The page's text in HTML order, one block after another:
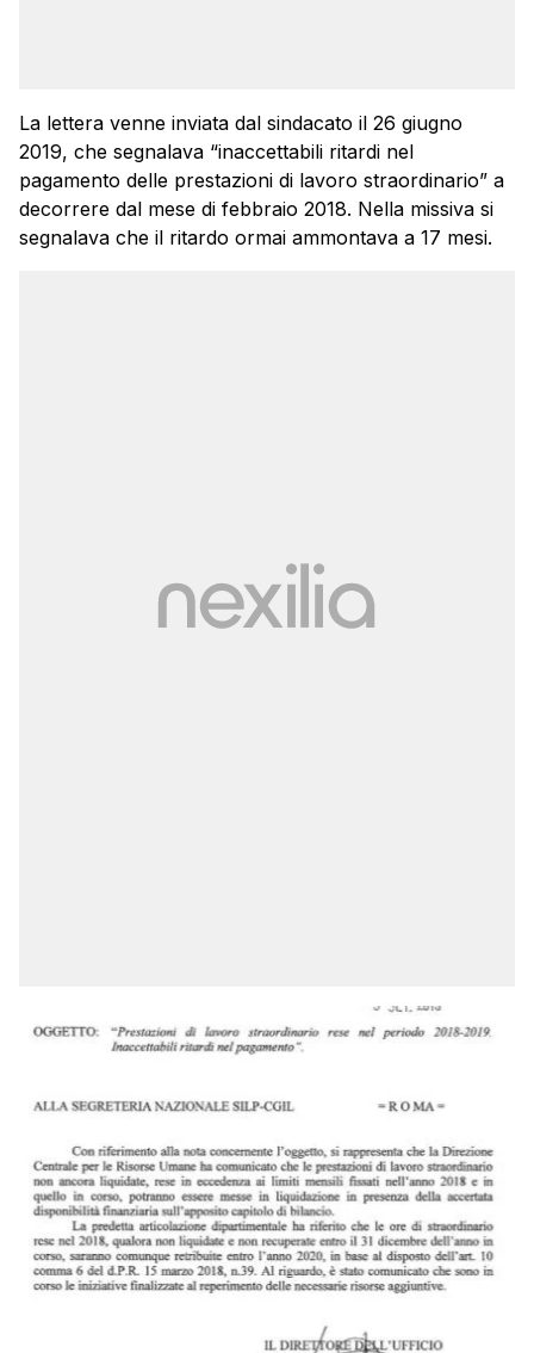
La lettera venne inviata dal sindacato il 26 giugno
2019, che segnalava “inaccettabili ritardi nel
pagamento delle prestazioni di lavoro straordinario” a
decorrere dal mese di febbraio 2018. Nella missiva si
segnalava che il ritardo ormai ammontava a 17 mesi.